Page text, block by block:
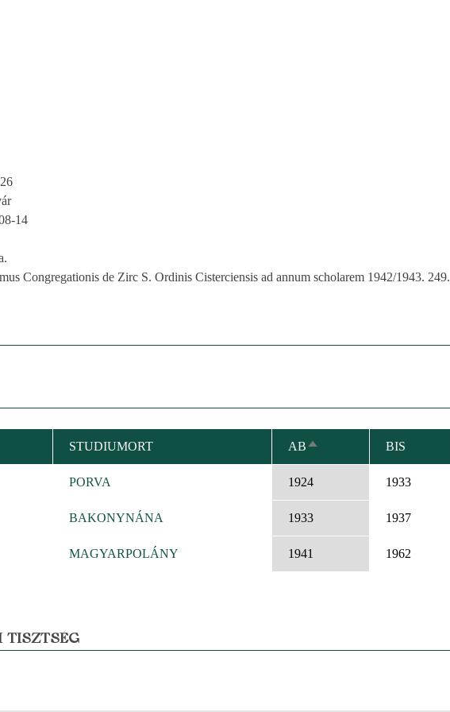
14
Congregationis de Zirc S. Ordinis Cisterciensis ad annum scholarem 1942/1943. 249.
STUDIUMORT ABABSTEIGEND
SORTIEREN
BIS
PORVA 1924 1933
BAKONYNÁNA 1933 1937
MAGYARPOLÁNY 1941 1962
TISZTSÉG